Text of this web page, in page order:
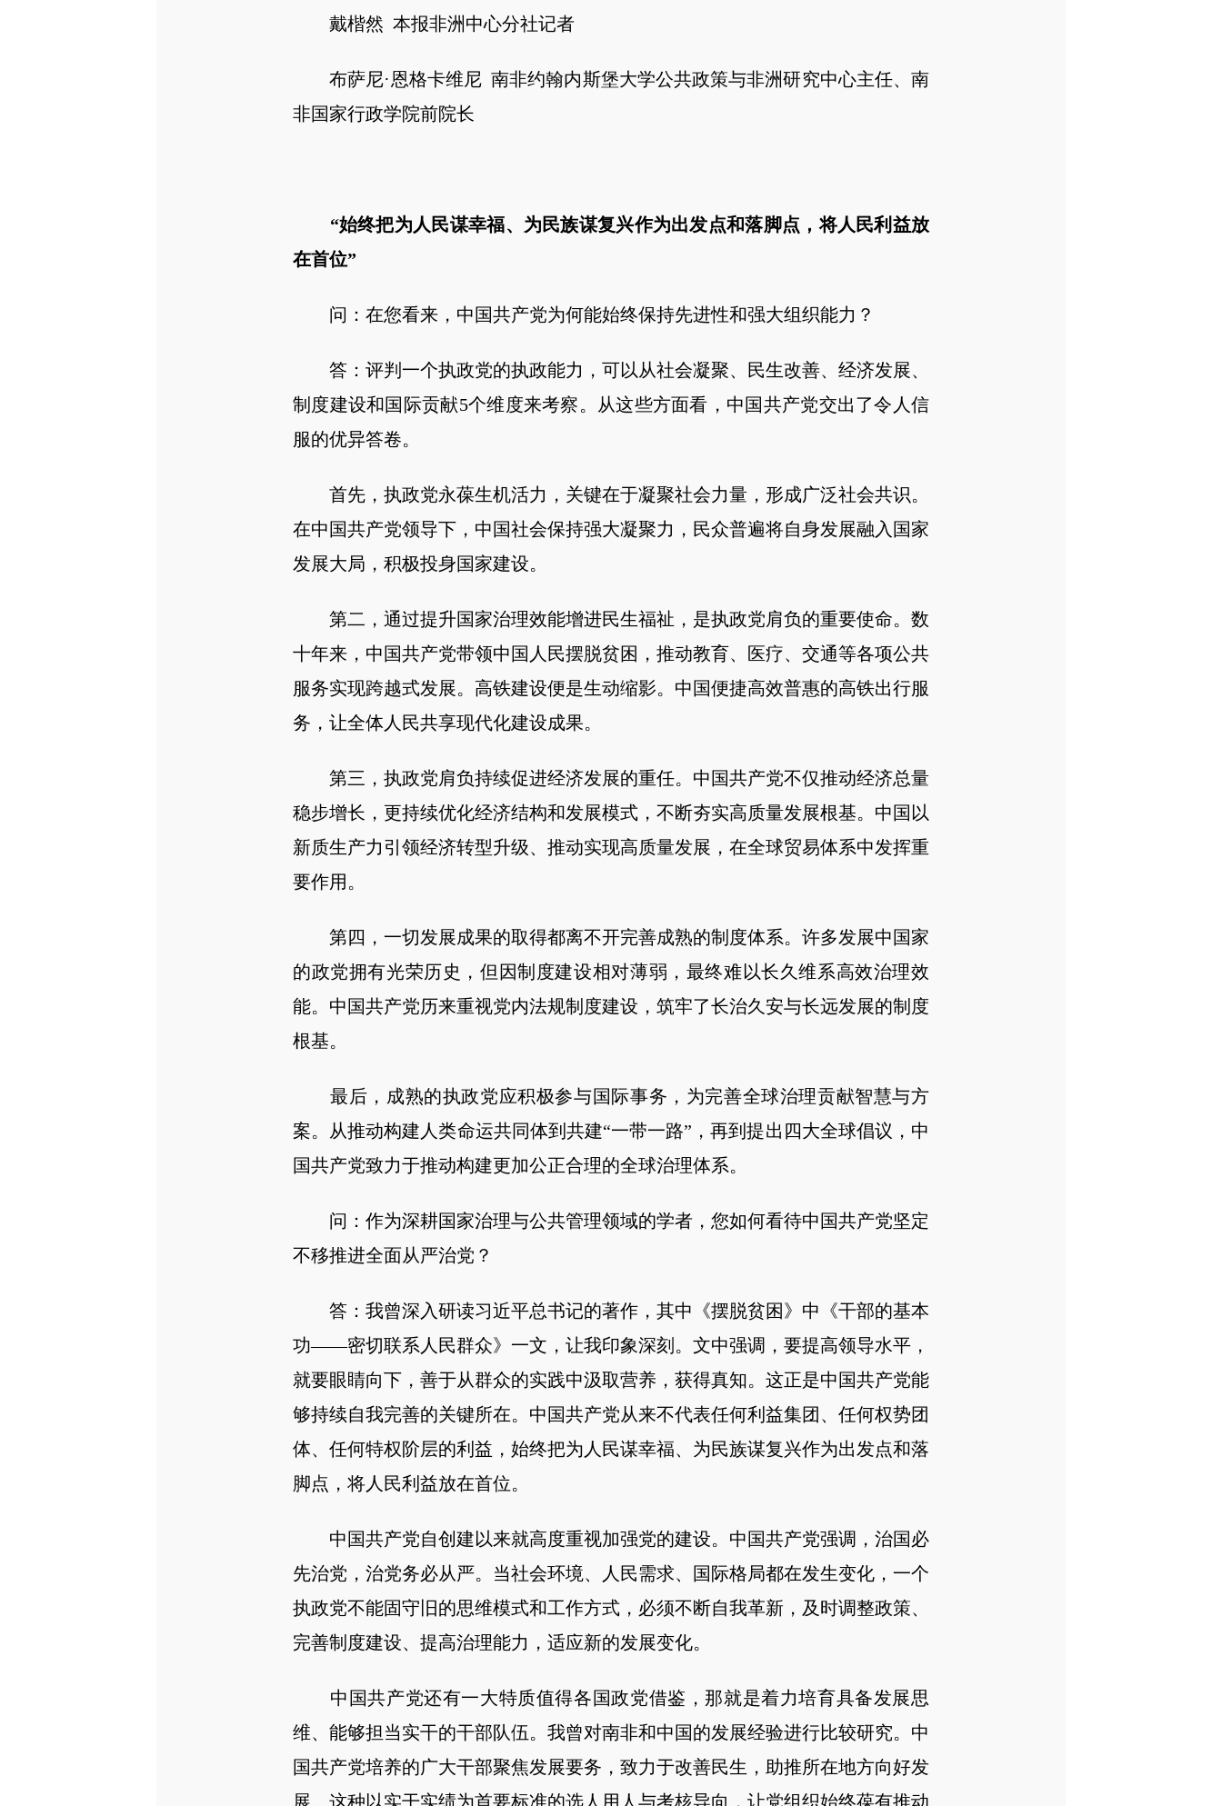
戴楷然 本报非洲中心分社记者
布萨尼·恩格卡维尼 南非约翰内斯堡大学公共政策与非洲研究中心主任、南
非国家行政学院前院长
“始终把为人民谋幸福、为民族谋复兴作为出发点和落脚点，将人民利益放
在首位”
问：在您看来，中国共产党为何能始终保持先进性和强大组织能力？
答：评判一个执政党的执政能力，可以从社会凝聚、民生改善、经济发展、
制度建设和国际贡献5个维度来考察。从这些方面看，中国共产党交出了令人信
服的优异答卷。
首先，执政党永葆生机活力，关键在于凝聚社会力量，形成广泛社会共识。
在中国共产党领导下，中国社会保持强大凝聚力，民众普遍将自身发展融入国家
发展大局，积极投身国家建设。
第二，通过提升国家治理效能增进民生福祉，是执政党肩负的重要使命。数
十年来，中国共产党带领中国人民摆脱贫困，推动教育、医疗、交通等各项公共
服务实现跨越式发展。高铁建设便是生动缩影。中国便捷高效普惠的高铁出行服
务，让全体人民共享现代化建设成果。
第三，执政党肩负持续促进经济发展的重任。中国共产党不仅推动经济总量
稳步增长，更持续优化经济结构和发展模式，不断夯实高质量发展根基。中国以
新质生产力引领经济转型升级、推动实现高质量发展，在全球贸易体系中发挥重
要作用。
第四，一切发展成果的取得都离不开完善成熟的制度体系。许多发展中国家
的政党拥有光荣历史，但因制度建设相对薄弱，最终难以长久维系高效治理效
能。中国共产党历来重视党内法规制度建设，筑牢了长治久安与长远发展的制度
根基。
最后，成熟的执政党应积极参与国际事务，为完善全球治理贡献智慧与方
案。从推动构建人类命运共同体到共建“一带一路”，再到提出四大全球倡议，中
国共产党致力于推动构建更加公正合理的全球治理体系。
问：作为深耕国家治理与公共管理领域的学者，您如何看待中国共产党坚定
不移推进全面从严治党？
答：我曾深入研读习近平总书记的著作，其中《摆脱贫困》中《干部的基本
功——密切联系人民群众》一文，让我印象深刻。文中强调，要提高领导水平，
就要眼睛向下，善于从群众的实践中汲取营养，获得真知。这正是中国共产党能
够持续自我完善的关键所在。中国共产党从来不代表任何利益集团、任何权势团
体、任何特权阶层的利益，始终把为人民谋幸福、为民族谋复兴作为出发点和落
脚点，将人民利益放在首位。
中国共产党自创建以来就高度重视加强党的建设。中国共产党强调，治国必
先治党，治党务必从严。当社会环境、人民需求、国际格局都在发生变化，一个
执政党不能固守旧的思维模式和工作方式，必须不断自我革新，及时调整政策、
完善制度建设、提高治理能力，适应新的发展变化。
中国共产党还有一大特质值得各国政党借鉴，那就是着力培育具备发展思
维、能够担当实干的干部队伍。我曾对南非和中国的发展经验进行比较研究。中
国共产党培养的广大干部聚焦发展要务，致力于改善民生，助推所在地方向好发
展。这种以实干实绩为首要标准的选人用人与考核导向，让党组织始终葆有推动